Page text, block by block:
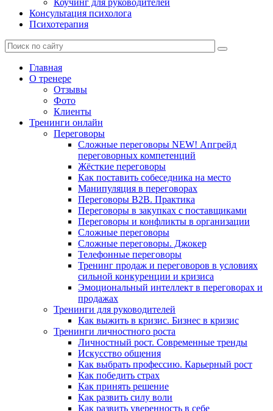
Коучинг для руководителей
Консультация психолога
Психотерапия
Главная
О тренере
Отзывы
Фото
Клиенты
Тренинги онлайн
Переговоры
Сложные переговоры NEW! Апгрейд
переговорных компетенций
Жёсткие переговоры
Как поставить собеседника на место
Манипуляция в переговорах
Переговоры B2B. Практика
Переговоры в закупках с поставщиками
Переговоры и конфликты в организации
Сложные переговоры
Сложные переговоры. Джокер
Телефонные переговоры
Тренинг продаж и переговоров в условиях
сильной конкуренции и кризиса
Эмоциональный интеллект в переговорах и
продажах
Тренинги для руководителей
Как выжить в кризис. Бизнес в кризис
Тренинги личностного роста
Личностный рост. Современные тренды
Искусство общения
Как выбрать профессию. Карьерный рост
Как победить страх
Как принять решение
Как развить силу воли
Как развить уверенность в себе